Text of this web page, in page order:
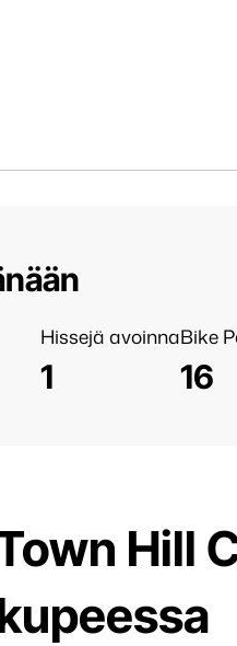
Hissejä avoinna
1
Bike
16
Hill